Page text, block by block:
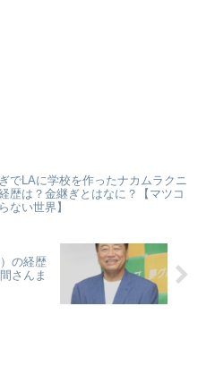
でLAに学校を作ったナカムラクニ
歴は？金継ぎとはなに？【マツコ
ない世界】
の経歴
さんま